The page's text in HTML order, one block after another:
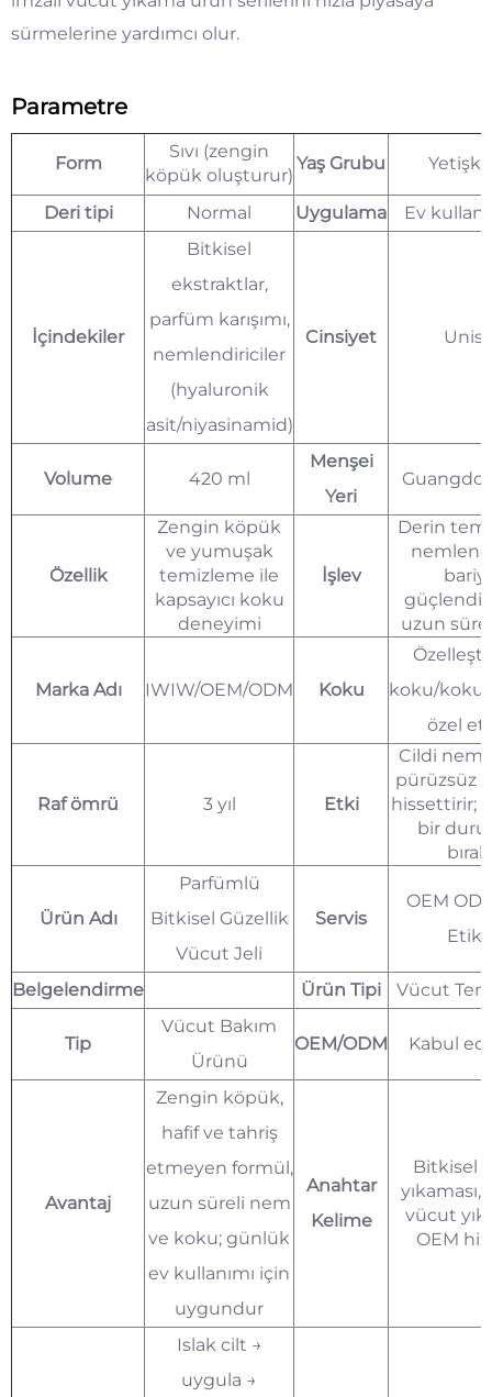
sürmelerine yardımcı olur.
Parametre
Form
Sıvı (zengin
köpük oluşturur)
Yaş Grubu
Deri tipi Normal Uygulama Ev
İçindekiler
Bitkisel
ekstraktlar,
parfüm karışımı,
nemlendiriciler
(hyaluronik
asit/niyasinamid)
Cinsiyet
Volume 420 ml
Menşei
Yeri
Özellik
Zengin köpük
ve yumuşak
temizleme ile
kapsayıcı koku
deneyimi
İşlev
Derin
uzun
Marka Adı IWIW/OEM/ODM Koku
koku/
özel
Raf ömrü 3 yıl Etki
Cildi
pürüzsüz
hissettirir;
bir
Ürün Adı
Parfümlü
Bitkisel Güzellik
Vücut Jeli
Servis
OEM
Belgelendirme Ürün Tipi Vücut
Tip
Vücut Bakım
Ürünü
OEM/ODM Kabul
Avantaj
Zengin köpük,
hafif ve tahriş
etmeyen formül,
uzun süreli nem
ve koku; günlük
ev kullanımı için
uygundur
Anahtar
Kelime
Bitkisel
vücut
OEM
Islak cilt →
uygula →